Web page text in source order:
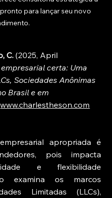
para lançar seu novo
C. (2025, April
certa: Uma
Sociedades Anônimas
Brasil e em
www.charlestheson.com
apropriada é
pois impacta
e flexibilidade
examina os marcos
Limitadas (LLCs),